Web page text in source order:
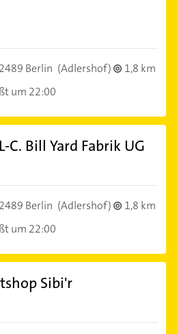
Berlin (Adlershof)
1,8 km
um 22:00
C. Bill Yard Fabrik UG
Berlin (Adlershof)
1,8 km
um 22:00
Sibi'r